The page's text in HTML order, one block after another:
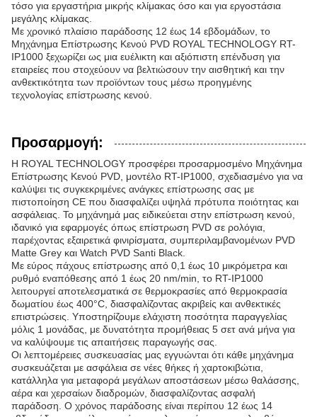
τόσο για εργαστήρια μικρής κλίμακας όσο και για εργοστάσια
μεγάλης κλίμακας.
Με χρονικό πλαίσιο παράδοσης 12 έως 14 εβδομάδων, το
Μηχάνημα Επίστρωσης Κενού PVD ROYAL TECHNOLOGY RT-
IP1000 ξεχωρίζει ως μια ευέλικτη και αξιόπιστη επένδυση για
εταιρείες που στοχεύουν να βελτιώσουν την αισθητική και την
ανθεκτικότητα των προϊόντων τους μέσω προηγμένης
τεχνολογίας επίστρωσης κενού.
Προσαρμογή:
Η ROYAL TECHNOLOGY προσφέρει προσαρμοσμένο Μηχάνημα
Επίστρωσης Κενού PVD, μοντέλο RT-IP1000, σχεδιασμένο για να
καλύψει τις συγκεκριμένες ανάγκες επίστρωσης σας με
πιστοποίηση CE που διασφαλίζει υψηλά πρότυπα ποιότητας και
ασφάλειας. Το μηχάνημά μας ειδικεύεται στην επίστρωση κενού,
ιδανικό για εφαρμογές όπως επίστρωση PVD σε ρολόγια,
παρέχοντας εξαιρετικά φινιρίσματα, συμπεριλαμβανομένων PVD
Matte Grey και Watch PVD Santi Black.
Με εύρος πάχους επίστρωσης από 0,1 έως 10 μικρόμετρα και
ρυθμό εναπόθεσης από 1 έως 20 nm/min, το RT-IP1000
λειτουργεί αποτελεσματικά σε θερμοκρασίες από θερμοκρασία
δωματίου έως 400°C, διασφαλίζοντας ακριβείς και ανθεκτικές
επιστρώσεις. Υποστηρίζουμε ελάχιστη ποσότητα παραγγελίας
μόλις 1 μονάδας, με δυνατότητα προμήθειας 5 σετ ανά μήνα για
να καλύψουμε τις απαιτήσεις παραγωγής σας.
Οι λεπτομέρειες συσκευασίας μας εγγυώνται ότι κάθε μηχάνημα
συσκευάζεται με ασφάλεια σε νέες θήκες ή χαρτοκιβώτια,
κατάλληλα για μεταφορά μεγάλων αποστάσεων μέσω θαλάσσης,
αέρα και χερσαίων διαδρομών, διασφαλίζοντας ασφαλή
παράδοση. Ο χρόνος παράδοσης είναι περίπου 12 έως 14